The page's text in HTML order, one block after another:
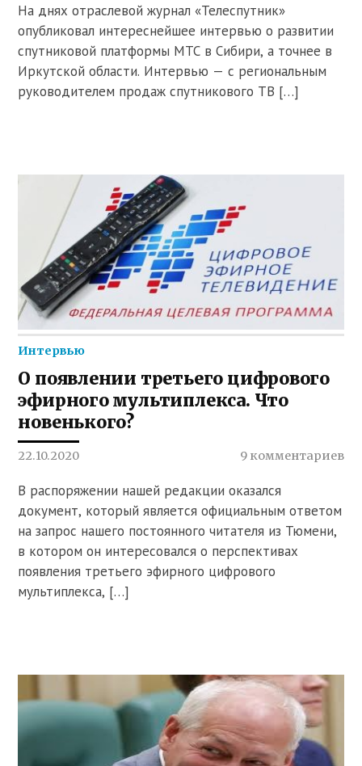
На днях отраслевой журнал «Телеспутник»
опубликовал интереснейшее интервью о развитии
спутниковой платформы МТС в Сибири, а точнее в
Иркутской области. Интервью — с региональным
руководителем продаж спутникового ТВ […]
Интервью
О появлении третьего цифрового
эфирного мультиплекса. Что
новенького?
22.10.2020 9 комментариев
В распоряжении нашей редакции оказался
документ, который является официальным ответом
на запрос нашего постоянного читателя из Тюмени,
в котором он интересовался о перспективах
появления третьего эфирного цифрового
мультиплекса, […]